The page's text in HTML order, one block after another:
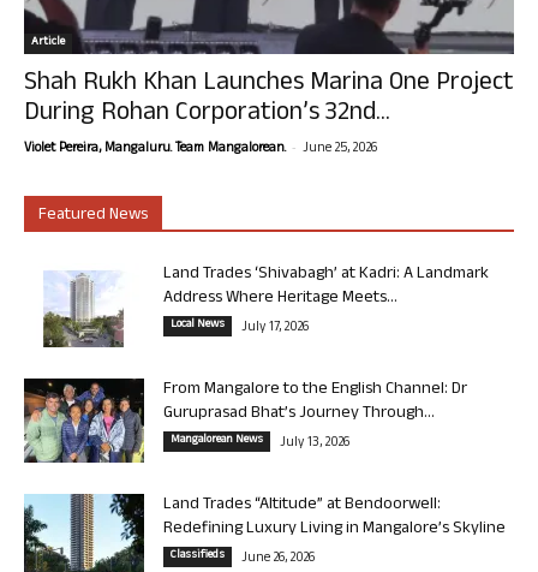
Article
Shah Rukh Khan Launches Marina One Project
During Rohan Corporation’s 32nd...
Violet Pereira, Mangaluru. Team Mangalorean. - June 25, 2026
Featured News
Land Trades ‘Shivabagh’ at Kadri: A Landmark
Address Where Heritage Meets...
Local News July 17, 2026
From Mangalore to the English Channel: Dr
Guruprasad Bhat’s Journey Through...
Mangalorean News July 13, 2026
Land Trades “Altitude” at Bendoorwell:
Redefining Luxury Living in Mangalore’s Skyline
Classifieds June 26, 2026